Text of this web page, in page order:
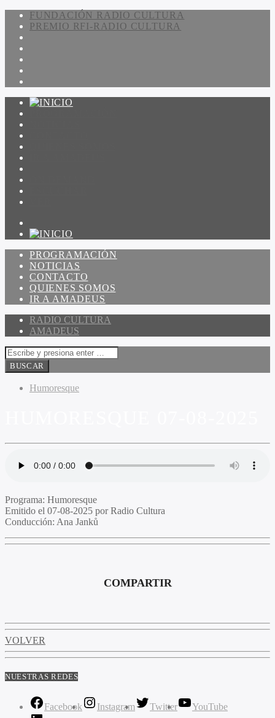
FUNDACIÓN RADIO CULTURA
PREMIO RFI-RADIO CULTURA
PROGRAMACIÓN
NOTICIAS
CONTACTO
QUIENES SOMOS
IR A AMADEUS
RADIO CULTURA
AMADEUS
Humoresque
Programa: Humoresque
Emitido el 07-08-2025 por Radio Cultura
Conducción: Ana Janků
COMPARTIR
VOLVER
NUESTRAS REDES
Facebook Instagram Twitter
YouTube